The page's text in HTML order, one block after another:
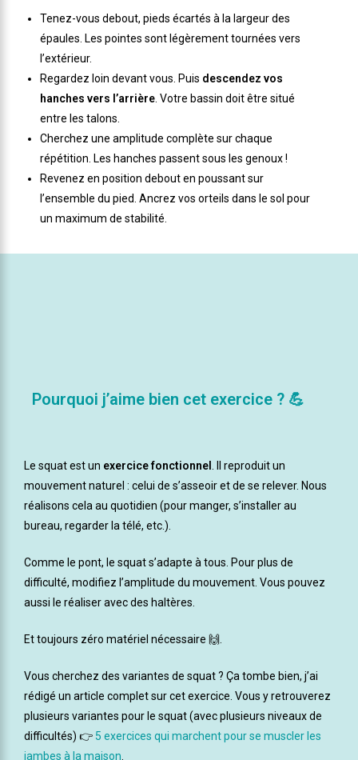
Tenez-vous debout, pieds écartés à la largeur des
épaules. Les pointes sont légèrement tournées vers
l’extérieur.
Regardez loin devant vous. Puis descendez vos
hanches vers l’arrière. Votre bassin doit être situé
entre les talons.
Cherchez une amplitude complète sur chaque
répétition. Les hanches passent sous les genoux !
Revenez en position debout en poussant sur
l’ensemble du pied. Ancrez vos orteils dans le sol pour
un maximum de stabilité.
Pourquoi j’aime bien cet exercice ? 💪
Le squat est un exercice fonctionnel . Il reproduit un
mouvement naturel : celui de s’asseoir et de se relever. Nous
réalisons cela au quotidien (pour manger, s’installer au
bureau, regarder la télé, etc.).
Comme le pont, le squat s’adapte à tous. Pour plus de
difficulté, modifiez l’amplitude du mouvement. Vous pouvez
aussi le réaliser avec des haltères.
Et toujours zéro matériel nécessaire 🙌.
Vous cherchez des variantes de squat ? Ça tombe bien, j’ai
rédigé un article complet sur cet exercice. Vous y retrouverez
plusieurs variantes pour le squat (avec plusieurs niveaux de
difficultés) 👉 5 exercices qui marchent pour se muscler les
jambes à la maison.